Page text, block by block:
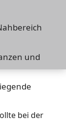
und
bei der